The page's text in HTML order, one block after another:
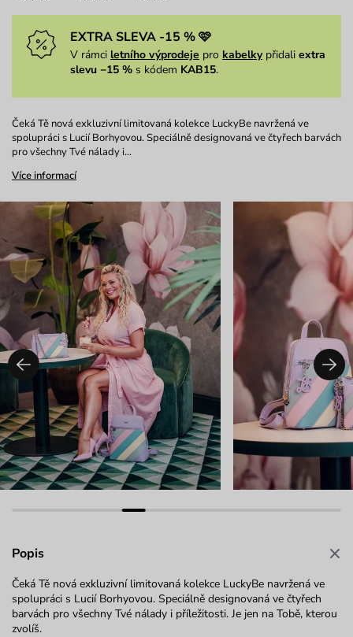
EXTRA SLEVA -15 % 🩷
V rámci letního výprodeje pro kabelkypřidali extra
slevu −15 % s kódem KAB15.
Čeká Tě nová exkluzivní limitovaná kolekce LuckyBe navržená ve
spolupráci s Lucií Borhyovou. Speciálně designovaná ve čtyřech barvách
pro všechny Tvé nálady i…
Více informací
Popis
Čeká Tě nová exkluzivní limitovaná kolekce LuckyBe navržená ve
spolupráci s Lucií Borhyovou. Speciálně designovaná ve čtyřech
barvách pro všechny Tvé nálady i příležitosti. Je jen na Tobě, kterou
zvolíš.